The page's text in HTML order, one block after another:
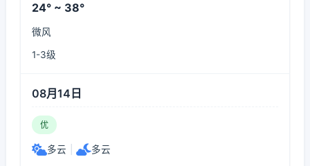
24° ~ 38°
微风
1-3级
08月14日
优
多云 多云